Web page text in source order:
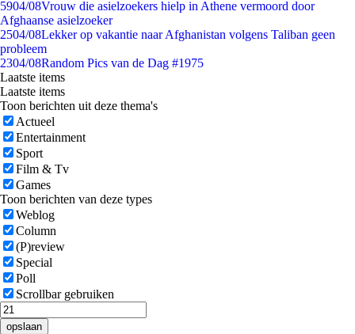
5904/08Vrouw die asielzoekers hielp in Athene vermoord door
Afghaanse asielzoeker
2504/08Lekker op vakantie naar Afghanistan volgens Taliban geen
probleem
2304/08Random Pics van de Dag #1975
Laatste items
Laatste items
Toon berichten uit deze thema's
Actueel
Entertainment
Sport
Film & Tv
Games
Toon berichten van deze types
Weblog
Column
(P)review
Special
Poll
Scrollbar gebruiken
opslaan